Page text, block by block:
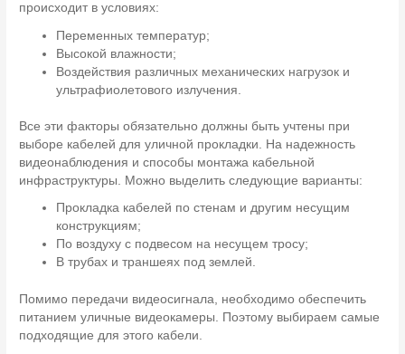
происходит в условиях:
Переменных температур;
Высокой влажности;
Воздействия различных механических нагрузок и
ультрафиолетового излучения.
Все эти факторы обязательно должны быть учтены при
выборе кабелей для уличной прокладки. На надежность
видеонаблюдения и способы монтажа кабельной
инфраструктуры. Можно выделить следующие варианты:
Прокладка кабелей по стенам и другим несущим
конструкциям;
По воздуху с подвесом на несущем тросу;
В трубах и траншеях под землей.
Помимо передачи видеосигнала, необходимо обеспечить
питанием уличные видеокамеры. Поэтому выбираем самые
подходящие для этого кабели.